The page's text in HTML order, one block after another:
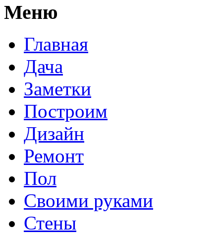
Меню
Главная
Дача
Заметки
Построим
Дизайн
Ремонт
Пол
Своими руками
Стены